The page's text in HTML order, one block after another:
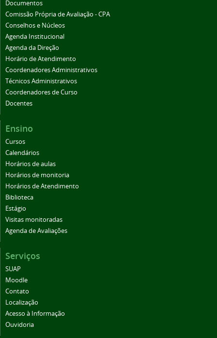
Documentos
Comissão Própria de Avaliação - CPA
Conselhos e Núcleos
Agenda Institucional
Agenda da Direção
Horário de Atendimento
Coordenadores Administrativos
Técnicos Administrativos
Coordenadores de Curso
Docentes
Ensino
Cursos
Calendários
Horários de aulas
Horários de monitoria
Horários de Atendimento
Biblioteca
Estágio
Visitas monitoradas
Agenda de Avaliações
Serviços
SUAP
Moodle
Contato
Localização
Acesso à Informação
Ouvidoria